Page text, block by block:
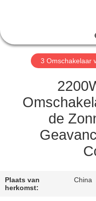
CONTACT
VERZOEK
CITAAT
3 Omschakelaar
de
Plaats van
herkomst:
China